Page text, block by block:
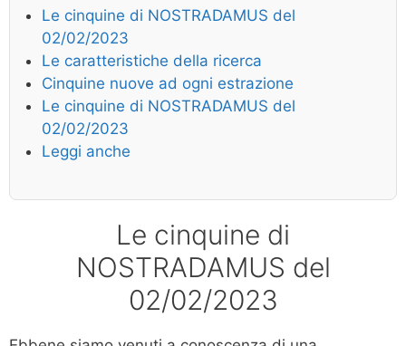
Le cinquine di NOSTRADAMUS del
02/02/2023
Le caratteristiche della ricerca
Cinquine nuove ad ogni estrazione
Le cinquine di NOSTRADAMUS del
02/02/2023
Leggi anche
Le cinquine di
NOSTRADAMUS del
02/02/2023